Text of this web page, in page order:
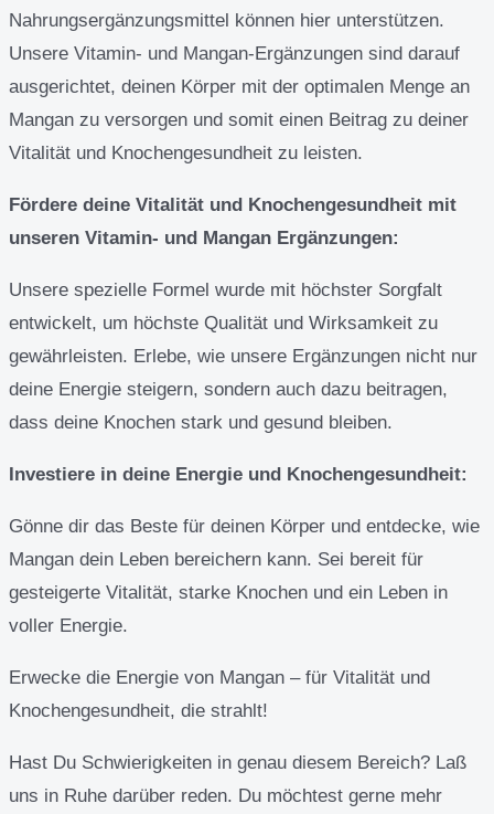
Nahrungsergänzungsmittel können hier unterstützen.
Unsere Vitamin- und Mangan-Ergänzungen sind darauf
ausgerichtet, deinen Körper mit der optimalen Menge an
Mangan zu versorgen und somit einen Beitrag zu deiner
Vitalität und Knochengesundheit zu leisten.
Fördere deine Vitalität und Knochengesundheit mit
unseren Vitamin- und Mangan Ergänzungen:
Unsere spezielle Formel wurde mit höchster Sorgfalt
entwickelt, um höchste Qualität und Wirksamkeit zu
gewährleisten. Erlebe, wie unsere Ergänzungen nicht nur
deine Energie steigern, sondern auch dazu beitragen,
dass deine Knochen stark und gesund bleiben.
Investiere in deine Energie und Knochengesundheit:
Gönne dir das Beste für deinen Körper und entdecke, wie
Mangan dein Leben bereichern kann. Sei bereit für
gesteigerte Vitalität, starke Knochen und ein Leben in
voller Energie.
Erwecke die Energie von Mangan – für Vitalität und
Knochengesundheit, die strahlt!
Hast Du Schwierigkeiten in genau diesem Bereich? Laß
uns in Ruhe darüber reden. Du möchtest gerne mehr